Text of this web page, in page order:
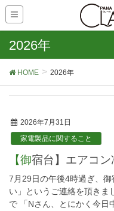
2026年
HOME 2026年
2026年7月31日
家電製品に関すること
【御宿台】エア
7月29日の午後4時過ぎ、
い」というご連絡を頂きま
で 「Nさん、とにかく今日